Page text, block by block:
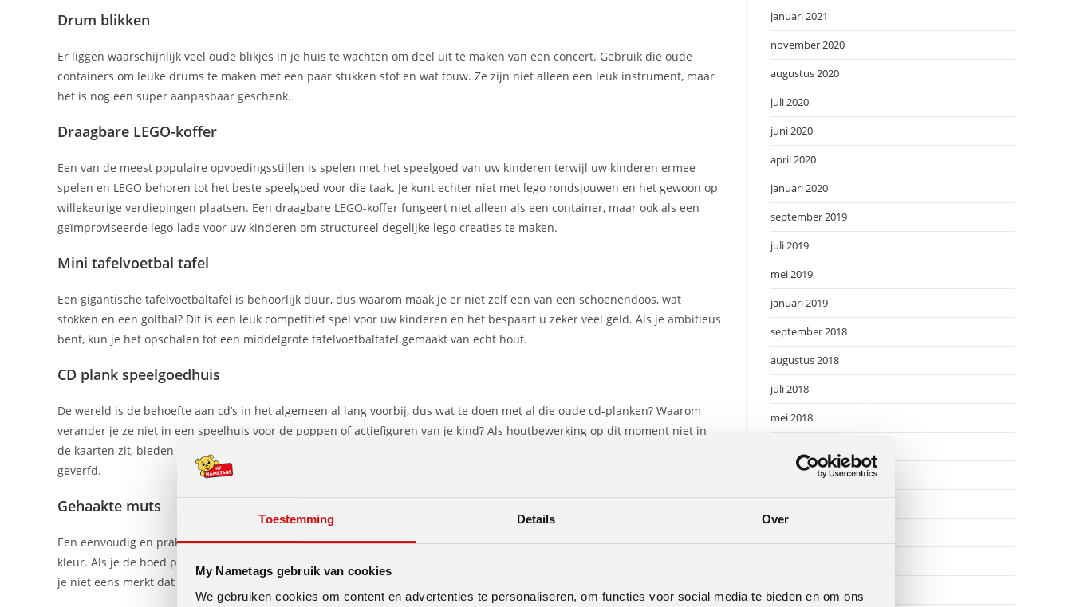
Toestemming Details Over
My Nametags gebruik van cookies
We gebruiken cookies om content en advertenties te personaliseren, om functies voor social media te bieden en om ons
Drum blikken
Er liggen waarschijnlijk veel oude blikjes in je huis te wachten om deel uit te maken van een concert. Gebruik die oude
containers om leuke drums te maken met een paar stukken stof en wat touw. Ze zijn niet alleen een leuk instrument, maar
het is nog een super aanpasbaar geschenk.
Draagbare LEGO-koffer
Een van de meest populaire opvoedingsstijlen is spelen met het speelgoed van uw kinderen terwijl uw kinderen ermee
spelen en LEGO behoren tot het beste speelgoed voor die taak. Je kunt echter niet met lego rondsjouwen en het gewoon op
willekeurige verdiepingen plaatsen. Een draagbare LEGO-koffer fungeert niet alleen als een container, maar ook als een
geïmproviseerde lego-lade voor uw kinderen om structureel degelijke lego-creaties te maken.
Mini tafelvoetbal tafel
Een gigantische tafelvoetbaltafel is behoorlijk duur, dus waarom maak je er niet zelf een van een schoenendoos, wat
stokken en een golfbal? Dit is een leuk competitief spel voor uw kinderen en het bespaart u zeker veel geld. Als je ambitieus
bent, kun je het opschalen tot een middelgrote tafelvoetbaltafel gemaakt van echt hout.
CD plank speelgoedhuis
De wereld is de behoefte aan cd’s in het algemeen al lang voorbij, dus wat te doen met al die oude cd-planken? Waarom
verander je ze niet in een speelhuis voor de poppen of actiefiguren van je kind? Als houtbewerking op dit moment niet in
de kaarten zit, bieden cd-planken een onmiddellijke structuur die naar wens van uw kind kan worden gedecoreerd en
geverfd.
Gehaakte muts
Een eenvoudig en praktisch cadeau om je kinderen te geven is een gehaakte muts, bij voorkeur gemaakt in hun favoriete
kleur. Als je de hoed precies goed maakt, kan hij hun hele kindertijd meegaan. Soms is het beste cadeau datgene waarvan
je niet eens merkt dat het je comfortabel maakt.
januari 2021
november 2020
augustus 2020
juli 2020
juni 2020
april 2020
januari 2020
september 2019
juli 2019
mei 2019
januari 2019
september 2018
augustus 2018
juli 2018
mei 2018
januari 2018
maart 2017